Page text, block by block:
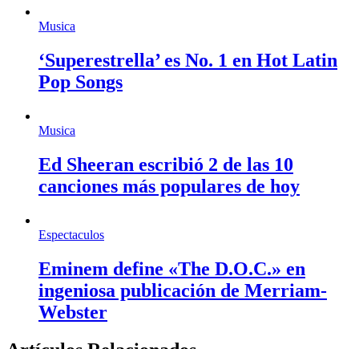
Musica
‘Superestrella’ es No. 1 en Hot Latin
Pop Songs
Musica
Ed Sheeran escribió 2 de las 10
canciones más populares de hoy
Espectaculos
Eminem define «The D.O.C.» en
ingeniosa publicación de Merriam-
Webster